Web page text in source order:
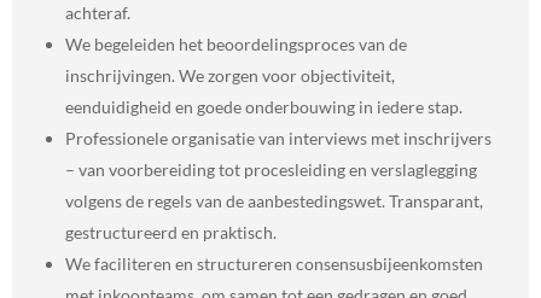
achteraf.
We begeleiden het beoordelingsproces van de
inschrijvingen. We zorgen voor objectiviteit,
eenduidigheid en goede onderbouwing in iedere stap.
Professionele organisatie van interviews met inschrijvers
– van voorbereiding tot procesleiding en verslaglegging
volgens de regels van de aanbestedingswet. Transparant,
gestructureerd en praktisch.
We faciliteren en structureren consensusbijeenkomsten